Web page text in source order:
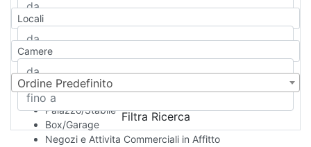
Attico/Mansarda
Rustico/Casale
Camera d'Albergo
Multiproprietà
Palazzo/Stabile
Box/Garage
Negozi e Attivita Commerciali in Affitto
Locali
Camere
Ordine Predefinito
Filtra Ricerca